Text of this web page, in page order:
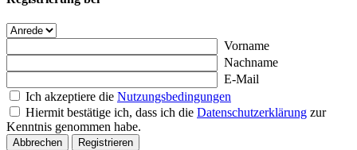
Vorname
Nachname
E-Mail
Ich akzeptiere die Nutzungsbedingungen
Hiermit bestätige ich, dass ich die Datenschutzerklärung zur
Kenntnis genommen habe.
Abbrechen Registrieren